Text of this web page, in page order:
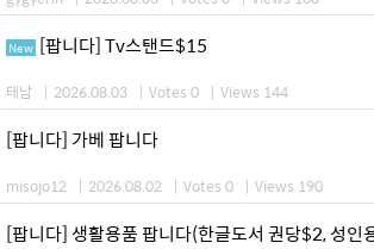
New [팝니다] Tv스탠드$15
테남 | 2026.08.03 | Votes 0 | Views 144
[팝니다] 가베 팝니다
misojo12 | 2026.08.02 | Votes 0 | Views 190
[팝니다] 생활용품 팝니다(한글도서 권당$2, 성인